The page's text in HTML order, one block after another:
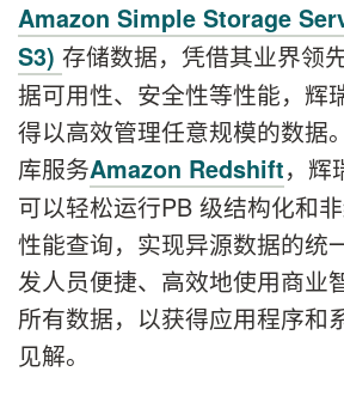
Amazon Simple Storage
S3) 存储数据，凭借其业界领
据可用性、安全性等性能，辉
得以高效管理任意规模的数据
库服务Amazon Redshift，辉
可以轻松运行PB 级结构化和
性能查询，实现异源数据的统
发人员便捷、高效地使用商业
所有数据，以获得应用程序和
见解。